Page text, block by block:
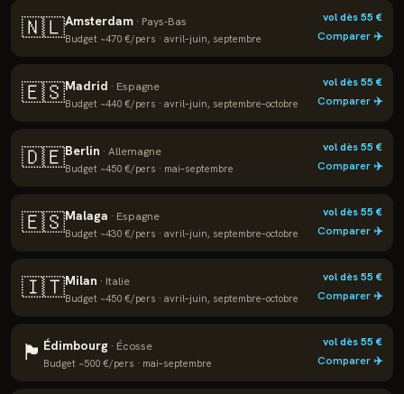
🇳🇱Amsterdam · Pays-Bas
Budget ~470 €/pers · avril–juin, septembre
vol dès55 €
Comparer ✈️
🇪🇸Madrid · Espagne
Budget ~440 €/pers · avril–juin, septembre–octobre
vol dès55 €
Comparer ✈️
🇩🇪Berlin · Allemagne
Budget ~450 €/pers · mai–septembre
vol dès55 €
Comparer ✈️
🇪🇸Malaga · Espagne
Budget ~430 €/pers · avril–juin, septembre–octobre
vol dès55 €
Comparer ✈️
🇮🇹Milan · Italie
Budget ~450 €/pers · avril–juin, septembre–octobre
vol dès55 €
Comparer ✈️
🏴 Édimbourg · Écosse
Budget ~500 €/pers · mai–septembre
vol dès55 €
Comparer ✈️